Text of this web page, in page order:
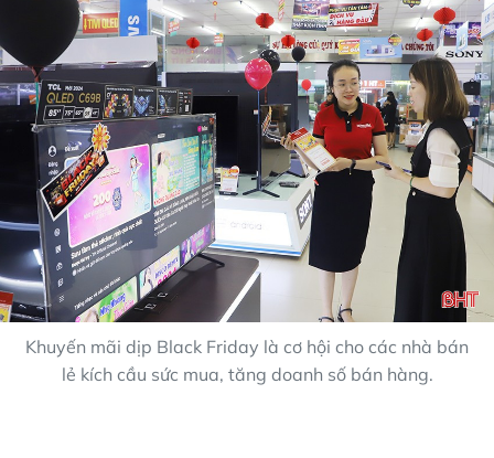
Khuyến mãi dịp Black Friday là cơ hội cho các nhà bán
lẻ kích cầu sức mua, tăng doanh số bán hàng.